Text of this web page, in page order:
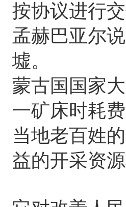
按协议进行交
孟赫巴亚尔
墟。
蒙古国国家
一矿床时耗
当地老百姓
益的开采资源